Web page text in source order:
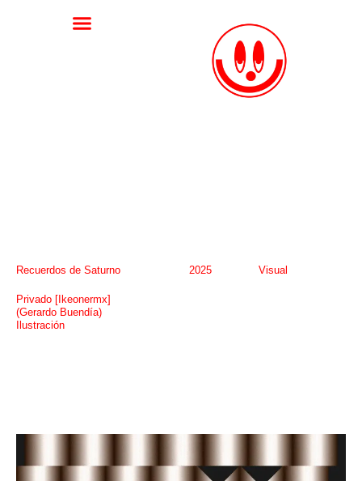
Recuerdos de Saturno
Privado [Ikeonermx]
(Gerardo Buendía)
Ilustración
2025 Visual